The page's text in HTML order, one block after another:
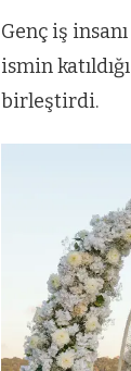
Genç iş
ismin
birleştirdi.